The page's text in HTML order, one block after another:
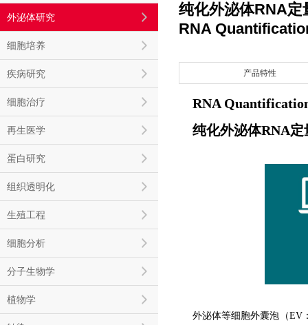
外泌体研究
细胞培养
疾病研究
细胞治疗
再生医学
蛋白研究
组织透明化
生殖工程
细胞分析
分子生物学
植物学
纯化外泌体RNA定
RNA
产品特性
RNA
纯化外泌体RNA定
外泌体等细胞外囊泡（EV